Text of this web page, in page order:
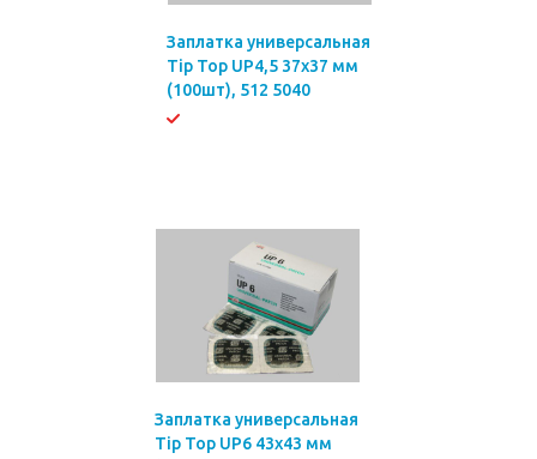
Заплатка универсальная
Tip Top UP4,5 37х37 мм
(100шт), 512 5040
Заплатка универсальная
Tip Top UP6 43х43 мм